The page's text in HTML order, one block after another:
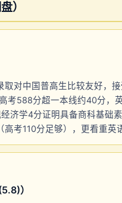
）
取对中国普高生比较友好，
考588分超一本线约40分，
济学4分证明具备商科基础
考110分足够），更看重英
）